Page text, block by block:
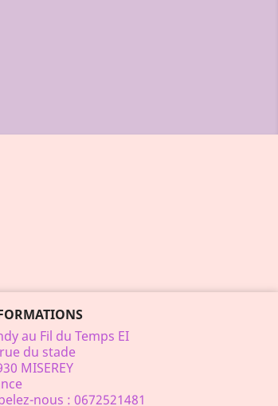
au Fil du Temps EI
du stade
MISEREY
nous : 0672521481